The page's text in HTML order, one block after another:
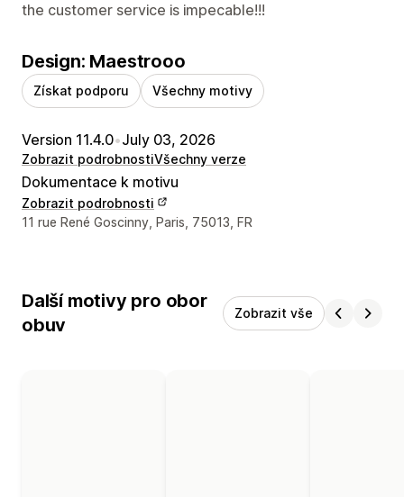
the customer service is impecable!!!
Design: Maestrooo
Získat podporu Všechny motivy
Version 11.4.0•July 03, 2026
Zobrazit podrobnostiVšechny verze
Dokumentace k motivu
Zobrazit podrobnosti
Kontaktní údaje designéra
11 rue René Goscinny, Paris, 75013, FR
Další motivy pro obor
obuv
Zobrazit vše